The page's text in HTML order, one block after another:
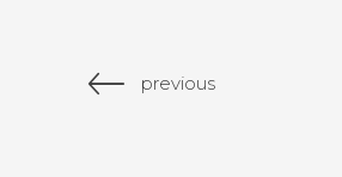
previous